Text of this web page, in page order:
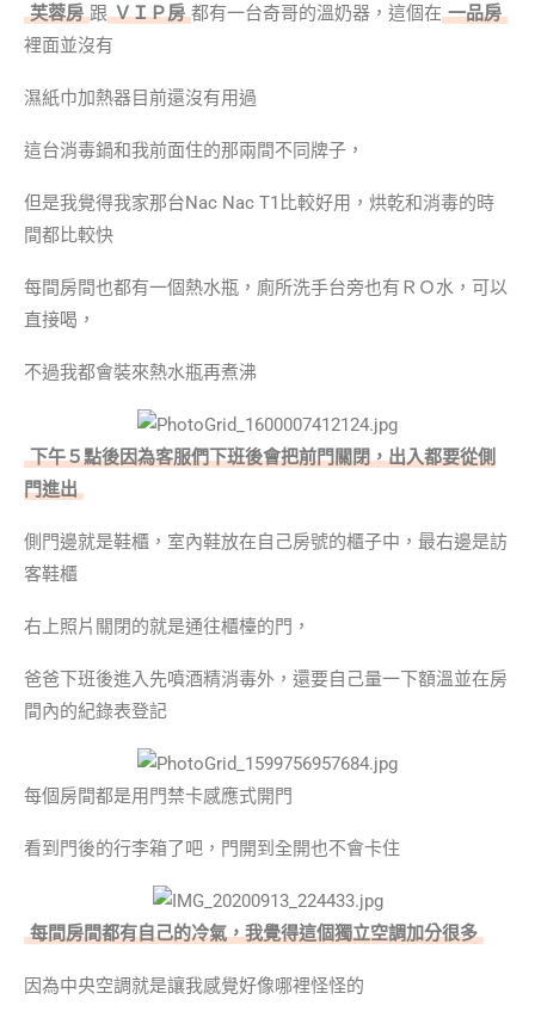
芙蓉房 跟 ＶＩＰ房 都有一台奇哥的溫奶器，這個在 一品房
裡面並沒有
濕紙巾加熱器目前還沒有用過
這台消毒鍋和我前面住的那兩間不同牌子，
但是我覺得我家那台Nac Nac T1比較好用，烘乾和消毒的時
間都比較快
每間房間也都有一個熱水瓶，廁所洗手台旁也有ＲＯ水，可以
直接喝，
不過我都會裝來熱水瓶再煮沸
下午５點後因為客服們下班後會把前門關閉，出入都要從側
門進出
側門邊就是鞋櫃，室內鞋放在自己房號的櫃子中，最右邊是訪
客鞋櫃
右上照片關閉的就是通往櫃檯的門，
爸爸下班後進入先噴酒精消毒外，還要自己量一下額溫並在房
間內的紀錄表登記
每個房間都是用門禁卡感應式開門
看到門後的行李箱了吧，門開到全開也不會卡住
每間房間都有自己的冷氣，我覺得這個獨立空調加分很多
因為中央空調就是讓我感覺好像哪裡怪怪的